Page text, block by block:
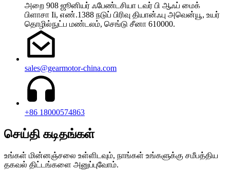
அறை 908 ஜூனியர் ஃபேண்டசியா டவர் பி ஆஃப் மைக்
பிளாசா Ii, எண்.1388 நடுப் பிரிவு தியான்ஃபு அவென்யூ, உயர்
தொழில்நுட்ப மண்டலம், செங்டு சீனா 610000.
sales@gearmotor-china.com
+86 18000574863
செய்தி கடிதங்கள்
உங்கள் மின்னஞ்சலை உள்ளிடவும், நாங்கள் உங்களுக்கு சமீபத்திய
தகவல் திட்டங்களை அனுப்புவோம்.